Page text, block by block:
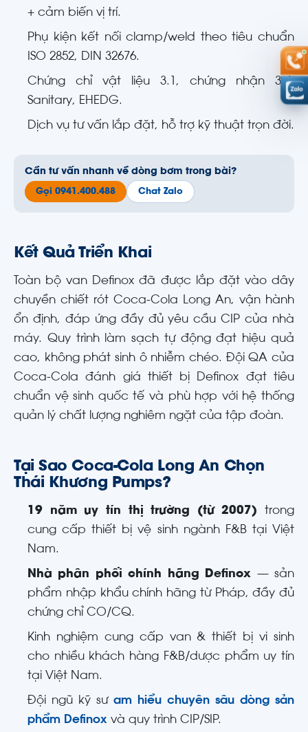
+ cảm biến vị trí.
Phụ kiện kết nối clamp/weld theo tiêu chuẩn
ISO 2852, DIN 32676.
Chứng chỉ vật liệu 3.1, chứng nhận 3-A
Sanitary, EHEDG.
Dịch vụ tư vấn lắp đặt, hỗ trợ kỹ thuật trọn đời.
Cần tư vấn nhanh về dòng bơm trong bài?
Gọi 0941.400.488 Chat Zalo
Kết Quả Triển Khai
Toàn bộ van Definox đã được lắp đặt vào dây
chuyền chiết rót Coca-Cola Long An, vận hành
ổn định, đáp ứng đầy đủ yêu cầu CIP của nhà
máy. Quy trình làm sạch tự động đạt hiệu quả
cao, không phát sinh ô nhiễm chéo. Đội QA của
Coca-Cola đánh giá thiết bị Definox đạt tiêu
chuẩn vệ sinh quốc tế và phù hợp với hệ thống
quản lý chất lượng nghiêm ngặt của tập đoàn.
Tại Sao Coca-Cola Long An Chọn
Thái Khương Pumps?
19 năm uy tín thị trường (từ 2007) trong
cung cấp thiết bị vệ sinh ngành F&B tại Việt
Nam.
Nhà phân phối chính hãng Definox — sản
phẩm nhập khẩu chính hãng từ Pháp, đầy đủ
chứng chỉ CO/CQ.
Kinh nghiệm cung cấp van & thiết bị vi sinh
cho nhiều khách hàng F&B/dược phẩm uy tín
tại Việt Nam.
Đội ngũ kỹ sư am hiểu chuyên sâu dòng sản
phẩm Definox và quy trình CIP/SIP.